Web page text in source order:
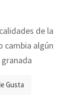
de la
cambia algún
Gusta